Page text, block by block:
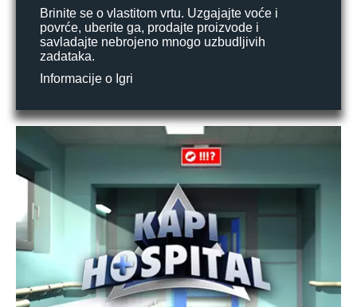
Brinite se o vlastitom vrtu. Uzgajajte voće i
povrće, uberite ga, prodajte proizvode i
savladajte nebrojeno mnogo uzbudljivih
zadataka.
Informacije o Igri